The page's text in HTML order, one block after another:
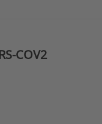
COV2